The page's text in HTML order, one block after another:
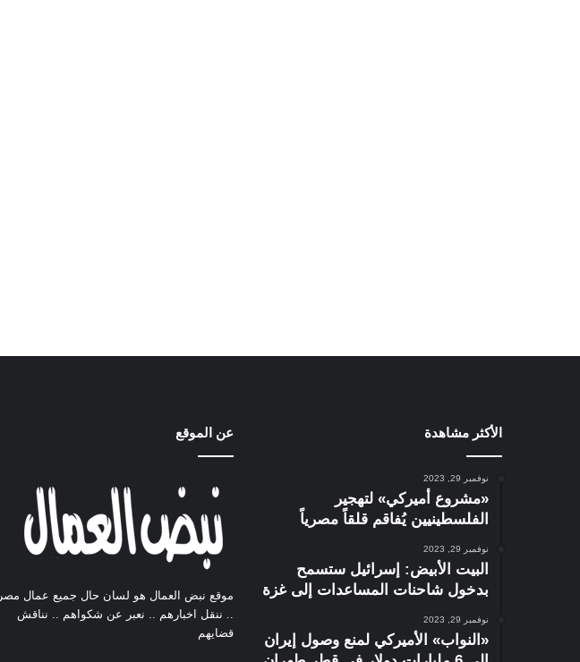
الأكثر مشاهدة
نوفمبر 29, 2023
«مشروع أميركي» لتهجير
الفلسطينيين يُفاقم قلقاً مصرياً
نوفمبر 29, 2023
البيت الأبيض: إسرائيل ستسمح
بدخول شاحنات المساعدات إلى غزة
نوفمبر 29, 2023
«النواب» الأميركي لمنع وصول إيران
عن الموقع
موقع نبض العمال هو لسان حال جميع عمال مصر
.. ننقل اخبارهم .. نعبر عن شكواهم .. نناقش
قضايهم